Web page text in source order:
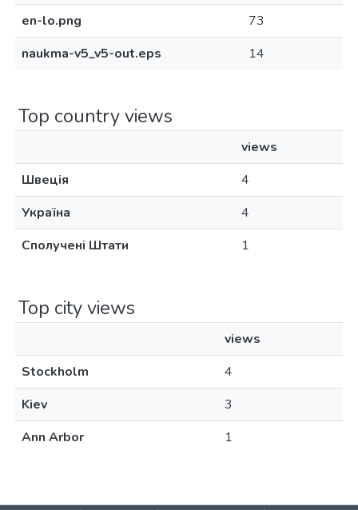
en-lo.png
73
naukma-v5_v5-out.eps
14
Top country views
views
Швеція
4
Україна
4
Сполучені Штати
1
Top city views
views
Stockholm
4
Kiev
3
Ann Arbor
1